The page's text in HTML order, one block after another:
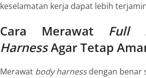
keselamatan kerja dapat lebih
Cara Merawat Full
HarnessAgar Tetap
Merawat body harnessdengan benar